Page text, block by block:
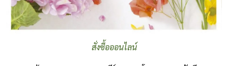
สั่งซื้อออนไลน์